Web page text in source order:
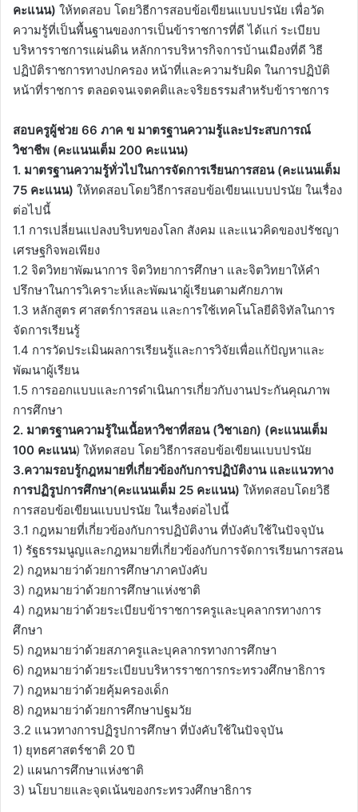
คะแนน) ให้ทดสอบ โดยวิธีการสอบข้อเขียนแบบปรนัย เพื่อวัด
ความรู้ที่เป็นพื้นฐานของการเป็นข้าราชการที่ดี ได้แก่ ระเบียบ
บริหารราชการแผ่นดิน หลักการบริหารกิจการบ้านเมืองที่ดี วิธี
ปฏิบัติราชการทางปกครอง หน้าที่และความรับผิด ในการปฏิบัติ
หน้าที่ราชการ ตลอดจนเจตคติและจริยธรรมสําหรับข้าราชการ
สอบครูผู้ช่วย 66 ภาค ข มาตรฐานความรู้และประสบการณ์
วิชาชีพ (คะแนนเต็ม 200 คะแนน)
1. มาตรฐานความรู้ทั่วไปในการจัดการเรียนการสอน (คะแนนเต็ม
75 คะแนน) ให้ทดสอบโดยวิธีการสอบข้อเขียนแบบปรนัย ในเรื่อง
ต่อไปนี้
1.1 การเปลี่ยนแปลงบริบทของโลก สังคม และแนวคิดของปรัชญา
เศรษฐกิจพอเพียง
1.2 จิตวิทยาพัฒนาการ จิตวิทยาการศึกษา และจิตวิทยาให้คํา
ปรึกษาในการวิเคราะห์และพัฒนาผู้เรียนตามศักยภาพ
1.3 หลักสูตร ศาสตร์การสอน และการใช้เทคโนโลยีดิจิทัลในการ
จัดการเรียนรู้
1.4 การวัดประเมินผลการเรียนรู้และการวิจัยเพื่อแก้ปัญหาและ
พัฒนาผู้เรียน
1.5 การออกแบบและการดําเนินการเกี่ยวกับงานประกันคุณภาพ
การศึกษา
2. มาตรฐานความรู้ในเนื้อหาวิชาที่สอน (วิชาเอก) (คะแนนเต็ม
100 คะแนน) ให้ทดสอบ โดยวิธีการสอบข้อเขียนแบบปรนัย
3.ความรอบรู้กฎหมายที่เกี่ยวข้องกับการปฏิบัติงาน และแนวทาง
การปฏิรูปการศึกษา(คะแนนเต็ม 25 คะแนน) ให้ทดสอบโดยวิธี
การสอบข้อเขียนแบบปรนัย ในเรื่องต่อไปนี้
3.1 กฎหมายที่เกี่ยวข้องกับการปฏิบัติงาน ที่บังคับใช้ในปัจจุบัน
1) รัฐธรรมนูญและกฎหมายที่เกี่ยวข้องกับการจัดการเรียนการสอน
2) กฎหมายว่าด้วยการศึกษาภาคบังคับ
3) กฎหมายว่าด้วยการศึกษาแห่งชาติ
4) กฎหมายว่าด้วยระเบียบข้าราชการครูและบุคลากรทางการ
ศึกษา
5) กฎหมายว่าด้วยสภาครูและบุคลากรทางการศึกษา
6) กฎหมายว่าด้วยระเบียบบริหารราชการกระทรวงศึกษาธิการ
7) กฎหมายว่าด้วยคุ้มครองเด็ก
8) กฎหมายว่าด้วยการศึกษาปฐมวัย
3.2 แนวทางการปฏิรูปการศึกษา ที่บังคับใช้ในปัจจุบัน
1) ยุทธศาสตร์ชาติ 20 ปี
2) แผนการศึกษาแห่งชาติ
3) นโยบายและจุดเน้นของกระทรวงศึกษาธิการ